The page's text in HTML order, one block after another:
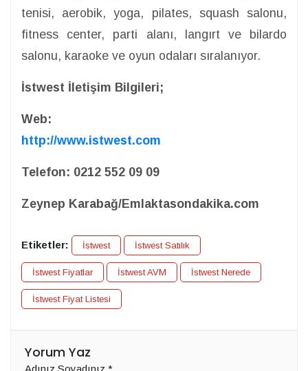
tenisi, aerobik, yoga, pilates, squash salonu,
fitness center, parti alanı, langırt ve bilardo
salonu, karaoke ve oyun odaları sıralanıyor.
İstwest İletişim Bilgileri;
Web:
http://www.istwest.com
Telefon: 0212 552 09 09
Zeynep Karabağ/Emlaktasondakika.com
Etiketler: İstwest İstwest Satılık
İstwest Fiyatlar İstwest AVM İstwest Nerede
İstwest Fiyat Listesi
Yorum Yaz